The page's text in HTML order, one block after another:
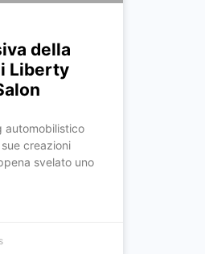
della
Liberty
automobilistico
creazioni
svelato uno